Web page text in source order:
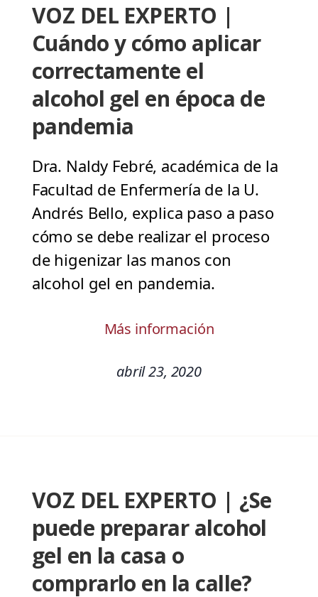
VOZ DEL EXPERTO |
Cuándo y cómo aplicar
correctamente el
alcohol gel en época de
pandemia
Dra. Naldy Febré, académica de la
Facultad de Enfermería de la U.
Andrés Bello, explica paso a paso
cómo se debe realizar el proceso
de higenizar las manos con
alcohol gel en pandemia.
Más información
abril 23, 2020
VOZ DEL EXPERTO | ¿Se
puede preparar alcohol
gel en la casa o
comprarlo en la calle?